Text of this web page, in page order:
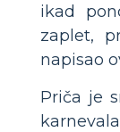
ikad
zaplet,
napisao
Priča je